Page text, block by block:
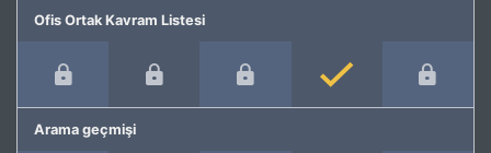
Ofis Ortak Kavram Listesi
Arama geçmişi